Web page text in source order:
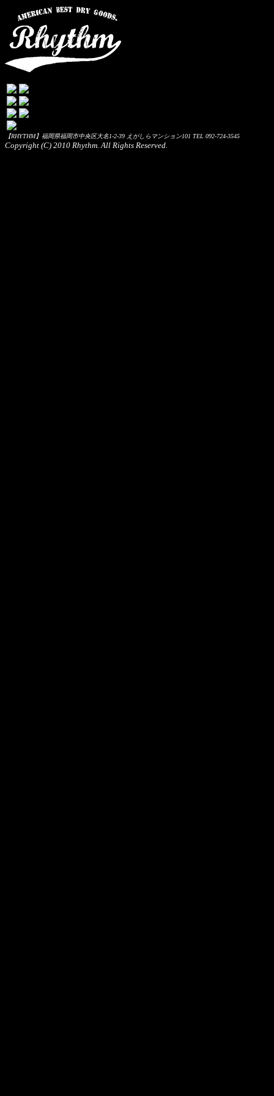
【RHYTHM】福岡県福岡市中央区大名1-2-39 えがしらマンション101 TEL 092-724-3545
Copyright (C) 2010 Rhythm. All Rights Reserved.